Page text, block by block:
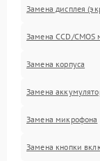
Замена дисплея
Замена CCD/CMOS
Замена корпуса
Замена
Замена микрофона
Замена кнопки